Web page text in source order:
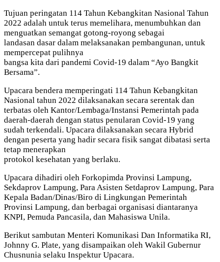
Tujuan peringatan 114 Tahun Kebangkitan Nasional Tahun
2022 adalah untuk terus memelihara, menumbuhkan dan
menguatkan semangat gotong-royong sebagai
landasan dasar dalam melaksanakan pembangunan, untuk
mempercepat pulihnya
bangsa kita dari pandemi Covid-19 dalam “Ayo Bangkit
Bersama”.
Upacara bendera memperingati 114 Tahun Kebangkitan
Nasional tahun 2022 dilaksanakan secara serentak dan
terbatas oleh Kantor/Lembaga/Instansi Pemerintah pada
daerah-daerah dengan status penularan Covid-19 yang
sudah terkendali. Upacara dilaksanakan secara Hybrid
dengan peserta yang hadir secara fisik sangat dibatasi serta
tetap menerapkan
protokol kesehatan yang berlaku.
Upacara dihadiri oleh Forkopimda Provinsi Lampung,
Sekdaprov Lampung, Para Asisten Setdaprov Lampung, Para
Kepala Badan/Dinas/Biro di Lingkungan Pemerintah
Provinsi Lampung, dan berbagai organisasi diantaranya
KNPI, Pemuda Pancasila, dan Mahasiswa Unila.
Berikut sambutan Menteri Komunikasi Dan Informatika RI,
Johnny G. Plate, yang disampaikan oleh Wakil Gubernur
Chusnunia selaku Inspektur Upacara.